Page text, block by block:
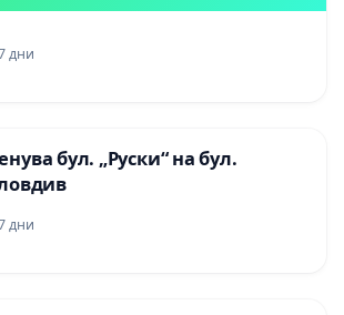
дни
бул. „Руски“ на бул.
дни